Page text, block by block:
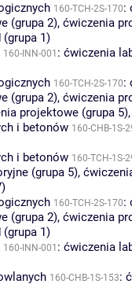
160-TCH-2S-170:
(grupa 2), ćwiczenia
(grupa 1)
160-INN-001 : ćwiczenia
160-TCH-2S-170:
(grupa 2), ćwiczenia
projektowe (grupa 5)
i betonów 160-CHB-1S-
i betonów 160-TCH-1S-
(grupa 5),
160-TCH-2S-170:
(grupa 2), ćwiczenia
(grupa 1)
160-INN-001 : ćwiczenia
160-CHB-1S-153: